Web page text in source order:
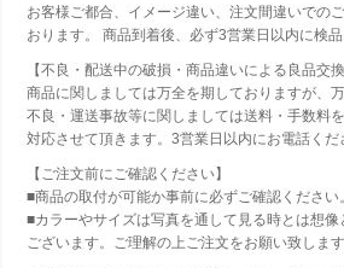
お客様ご都合、イメージ違い、注文間違いでの
おります。 商品到着後、必ず3営業日以内に検品
【不良・配送中の破損・商品違いによる良品交換
商品に関しましては万全を期しておりますが、
不良・運送事故等に関しましては送料・手数料
対応させて頂きます。3営業日以内にお電話くだ
【ご注文前にご確認ください】
■商品の取付が可能か事前に必ずご確認ください。
■カラーやサイズは写真を通して見る時とは想像
ございます。ご理解の上ご注文をお願い致します